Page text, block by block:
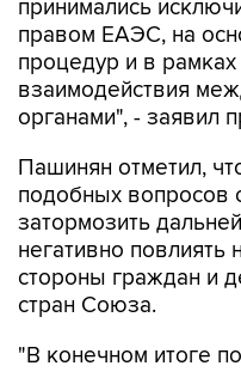
принимались
правом ЕАЭС, на
процедур и в рамках
взаимодействия
органами", - заявил
Пашинян отметил,
подобных вопросов
затормозить
негативно повлиять
стороны граждан и
стран Союза.
"В конечном итоге